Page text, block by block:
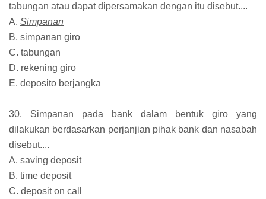
tabungan atau dapat dipersamakan dengan itu disebut....
A. Simpanan
B. simpanan giro
C. tabungan
D. rekening giro
E. deposito berjangka
30. Simpanan pada bank dalam bentuk giro yang
dilakukan berdasarkan perjanjian pihak bank dan nasabah
disebut....
A. saving deposit
B. time deposit
C. deposit on call